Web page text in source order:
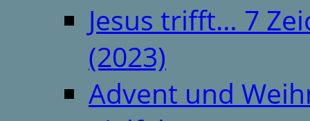
Jesus trifft… 7
(2023)
Advent und